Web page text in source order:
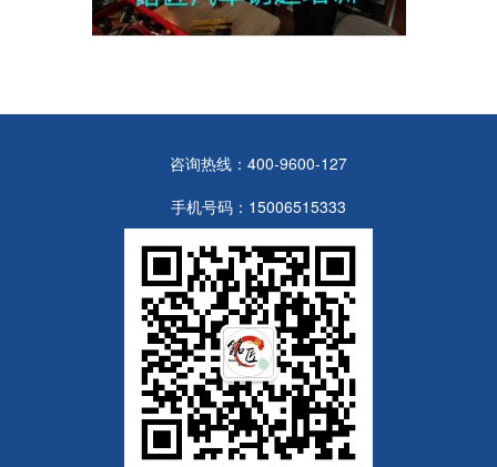
咨询热线：400-9600-127
手机号码：15006515333